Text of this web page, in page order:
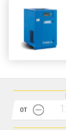
от